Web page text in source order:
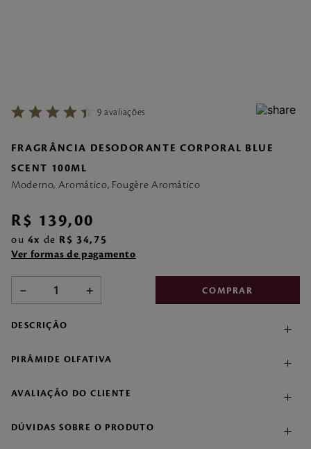
10 style pleasures
9 avaliações
FRAGRÂNCIA DESODORANTE CORPORAL BLUE
SCENT 100ML
Moderno, Aromático, Fougère Aromático
R$ 139,00
ou 4 de R$ 34,75
Ver formas de pagamento
＋
－ COMPRAR
DESCRIÇÃO
PIRÂMIDE OLFATIVA
AVALIAÇÃO DO CLIENTE
DÚVIDAS SOBRE O PRODUTO